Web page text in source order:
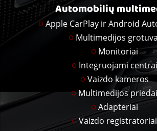
Automobilių
Apple CarPlay ir Android
Multimedijos
Monitoriai
Integruojami centrai
Vaizdo kameros
Multimedijos priedai
Adapteriai
Vaizdo registratoriai